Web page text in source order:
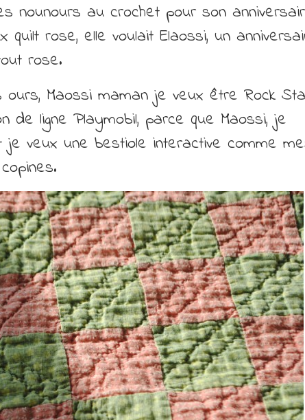
nounours au crochet pour son
rose, elle voulait Elaossi, un
rose.
Maossi maman je veux être Rock
de ligne Playmobil, parce que Maossi, je
veux une bestiole interactive comme
copines.